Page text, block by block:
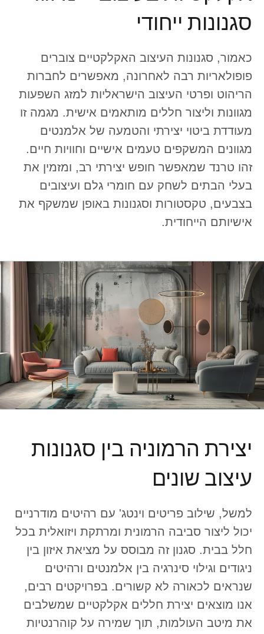
סגנונות ייחודי
כאמור, סגנונות העיצוב האקלקטיים צוברים
פופולאריות רבה לאחרונה, מאפשרים לחברות
הריהוט ופרטי העיצוב הישראליות למזג השפעות
מגוונות וליצור חללים מותאמים אישית. מגמה זו
מעודדת ביטוי יצירתי והטמעה של אלמנטים
מגוונים המשקפים טעמים אישיים וחוויות חיים.
זהו טרנד שמאפשר חופש יצירתי רב, ומזמין את
בעלי הבתים לשחק עם חומרי גלם ועיצובים
בצבעים, טקסטורות וסגנונות באופן שמשקף את
אישיותם הייחודית.
יצירת הרמוניה בין סגנונות
עיצוב שונים
למשל, שילוב פריטים וינטג' עם רהיטים מודרניים
יכול ליצור סביבה הרמונית ומרתקת ויזואלית בכל
חלל בבית. סגנון זה מבוסס על מציאת איזון בין
ניגודים וגילוי סינרגיה בין אלמנטים ורהיטים
שנראים לכאורה לא קשורים. בפרויקטים רבים,
אנו מוצאים יצירת חללים אקלקטיים שמשלבים
את מיטב העולמות, תוך שמירה על קוהרנטיות